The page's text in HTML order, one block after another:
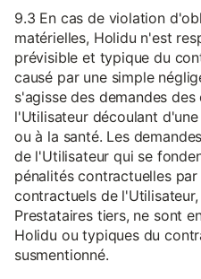
9.3 En cas de violation
matérielles, Holidu n'est
prévisible et typique du
causé par une simple
s'agisse des demandes
l'Utilisateur découlant
ou à la santé. Les
de l'Utilisateur qui se
pénalités contractuelles
contractuels de
Prestataires tiers, ne sont
Holidu ou typiques du
susmentionné.